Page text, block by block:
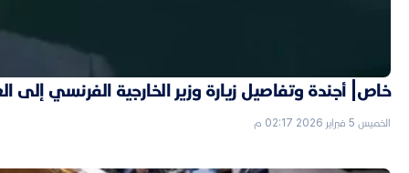
خاص| أجندة وتفاصيل زيارة وزير الخارجية الفرنسي إلى
الخميس 5 فبراير 2026 02:17 م